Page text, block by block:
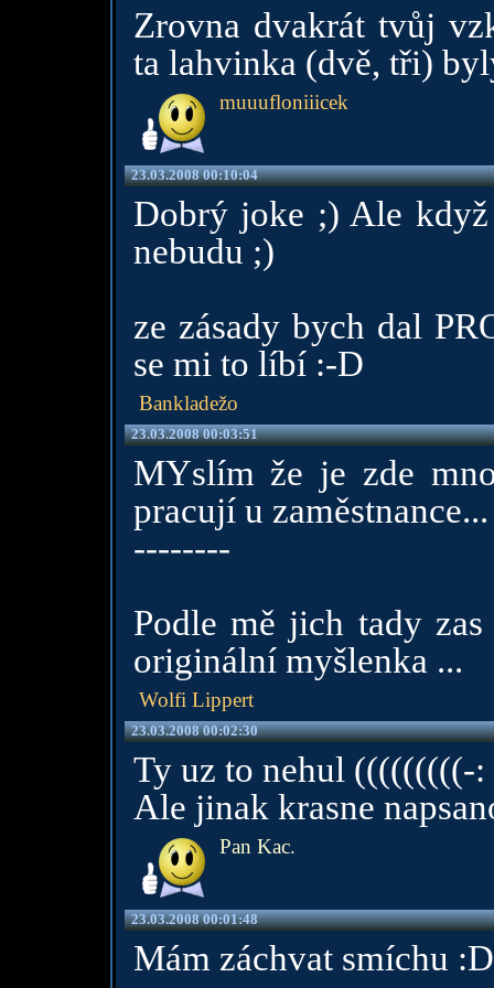
Zrovna dvakrát tvůj
ta lahvinka (dvě, tři)
muuufloniiicek
23.03.2008 00:10:04
Dobrý joke ;) Ale
nebudu ;)
ze zásady bych dal
se mi to líbí :-D
Bankladežo
23.03.2008 00:03:51
MYslím že je zde
pracují u zaměstnance...
--------
Podle mě jich tady
originální myšlenka ...
Wolfi Lippert
23.03.2008 00:02:30
Ty uz to nehul (((((((((-:
Ale jinak krasne
Pan Kac.
23.03.2008 00:01:48
Mám záchvat smíchu